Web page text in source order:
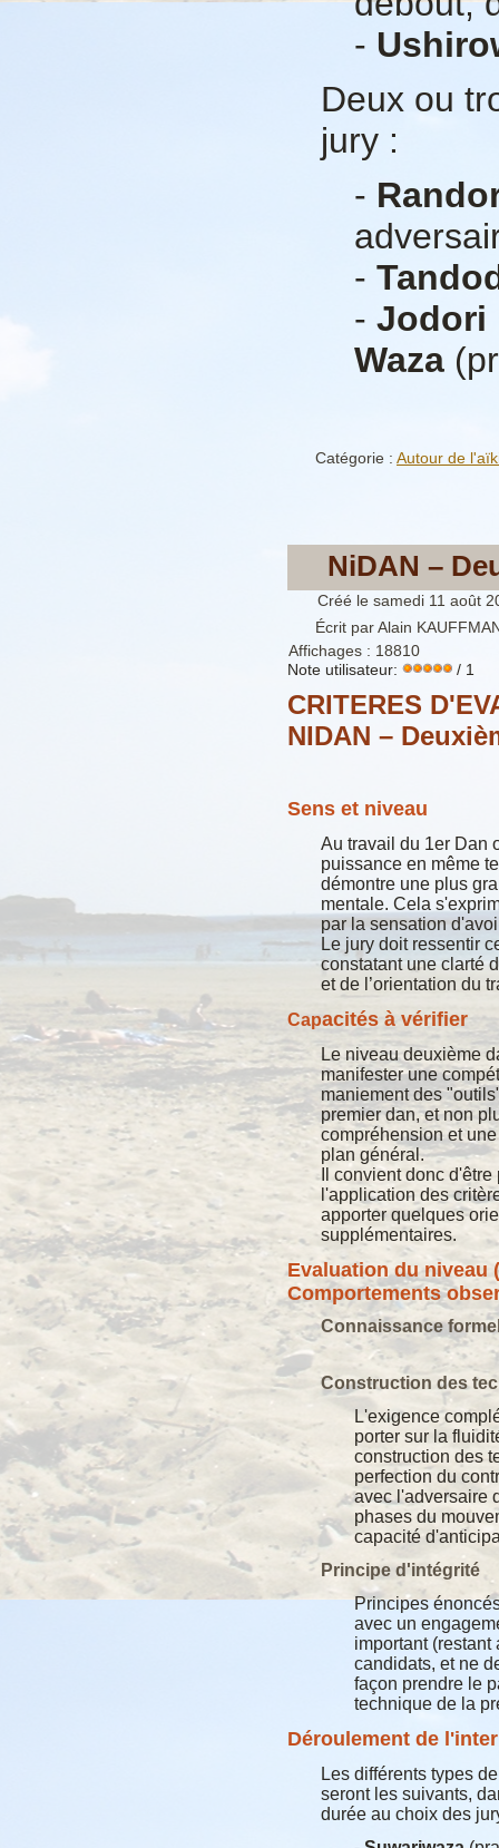
-
Deux ou
jury :
-
-
- Jodori
Waza
Catégorie : Autour de
NiDAN –
Créé le samedi 11 août
Écrit par Alain
Affichages : 18810
Note utilisateur:
/ 1
CRITERES
NIDAN –
Sens et niveau
Au travail du 1er Dan
puissance en même
démontre une plus
mentale. Cela
par la sensation
Le jury doit ressentir
constatant une clarté
et de l’orientation du
Capacités à vérifier
Le niveau deuxième
manifester une
maniement des
premier dan, et non
compréhension et
plan général.
Il convient donc
l'application des
apporter quelques
supplémentaires.
Evaluation du niveau
Comportements
Connaissance
Construction des
L'exigence
porter sur la
construction des
perfection du
avec l'adversaire
phases du
capacité
Principe d'intégrité
Principes
avec un
important (restant
candidats, et ne
façon prendre le
technique de la
Déroulement de
Les différents types
seront les suivants,
durée au choix des